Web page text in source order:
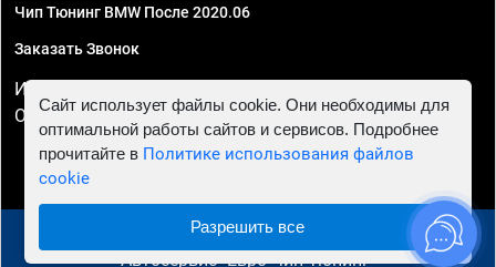
Чип Тюнинг BMW После 2020.06
Заказать Звонок
ИП Смирнов Георгий Павлович. ИНН 781302555843,
ОГРНИП 324470400032610
© 2010 - 2026 Чип тюнинг в Нижнем Новгороде -
Автосервис "Евро Чип Тюнинг"
Сайт использует файлы cookie. Они необходимы для
оптимальной работы сайтов и сервисов. Подробнее
прочитайте в Политике использования файлов
cookie
Разрешить все